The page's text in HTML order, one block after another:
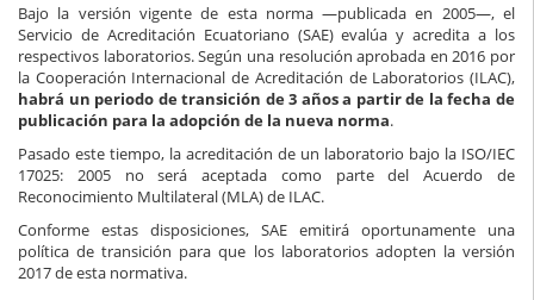
Bajo la versión vigente de esta norma —publicada en 2005—, el
Servicio de Acreditación Ecuatoriano (SAE) evalúa y acredita a los
respectivos laboratorios. Según una resolución aprobada en 2016 por
la Cooperación Internacional de Acreditación de Laboratorios (ILAC),
habrá un periodo de transición de 3 años a partir de la fecha de
publicación para la adopción de la nueva norma.
Pasado este tiempo, la acreditación de un laboratorio bajo la ISO/IEC
17025: 2005 no será aceptada como parte del Acuerdo de
Reconocimiento Multilateral (MLA) de ILAC.
Conforme estas disposiciones, SAE emitirá oportunamente una
política de transición para que los laboratorios adopten la versión
2017 de esta normativa.